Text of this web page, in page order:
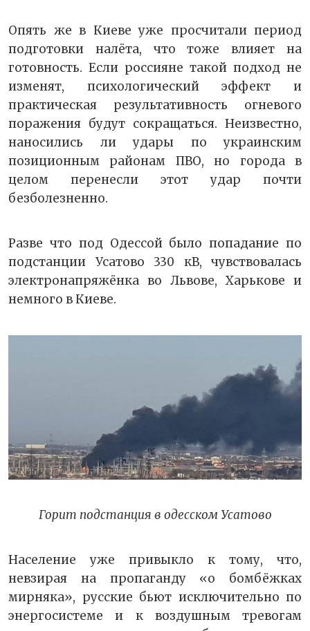
Опять же в Киеве уже просчитали период
подготовки налёта, что тоже влияет на
готовность. Если россияне такой подход не
изменят, психологический эффект и
практическая результативность огневого
поражения будут сокращаться. Неизвестно,
наносились ли удары по украинским
позиционным районам ПВО, но города в
целом перенесли этот удар почти
безболезненно.
Разве что под Одессой было попадание по
подстанции Усатово 330 кВ, чувствовалась
электронапряжёнка во Львове, Харькове и
немного в Киеве.
Горит подстанция в одесском Усатово
Население уже привыкло к тому, что,
невзирая на пропаганду «о бомбёжках
мирняка», русские бьют исключительно по
энергосистеме и к воздушным тревогам